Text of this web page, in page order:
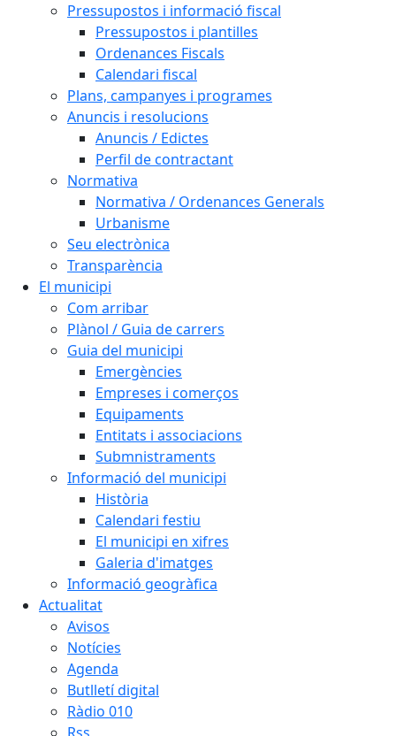
Pressupostos i informació fiscal
Pressupostos i plantilles
Ordenances Fiscals
Calendari fiscal
Plans, campanyes i programes
Anuncis i resolucions
Anuncis / Edictes
Perfil de contractant
Normativa
Normativa / Ordenances Generals
Urbanisme
Seu electrònica
Transparència
El municipi
Com arribar
Plànol / Guia de carrers
Guia del municipi
Emergències
Empreses i comerços
Equipaments
Entitats i associacions
Submnistraments
Informació del municipi
Història
Calendari festiu
El municipi en xifres
Galeria d'imatges
Informació geogràfica
Actualitat
Avisos
Notícies
Agenda
Butlletí digital
Ràdio 010